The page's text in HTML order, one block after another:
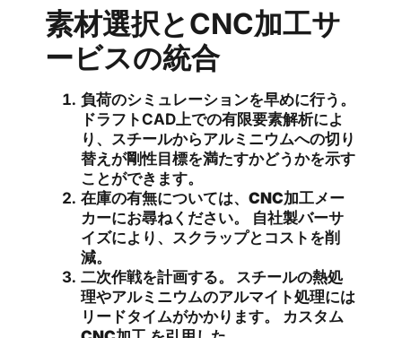
素材選択とCNC加工サ
ービスの統合
負荷のシミュレーションを早めに行う。
ドラフトCAD上での有限要素解析によ
り、スチールからアルミニウムへの切り
替えが剛性目標を満たすかどうかを示す
ことができます。
在庫の有無については、CNC加工メー
カーにお尋ねください。
自社製バーサ
イズにより、スクラップとコストを削
減。
二次作戦を計画する。 スチールの熱処
理やアルミニウムのアルマイト処理には
リードタイムがかかります。 カスタム